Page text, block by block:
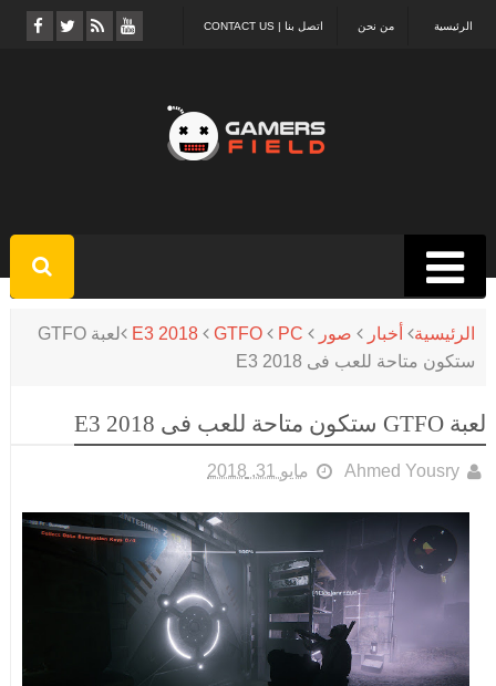
اتصل بنا | CONTACT US من نحن الرئيسية
الرئيسية أخبار صور E3 2018 GTFO PC
لعبة GTFO
ستكون متاحة للعب فى E3 2018
لعبة GTFO ستكون متاحة للعب فى E3 2018
Ahmed Yousry مايو 31, 2018